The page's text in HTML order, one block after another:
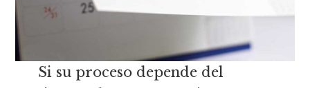
Si su proceso depende del